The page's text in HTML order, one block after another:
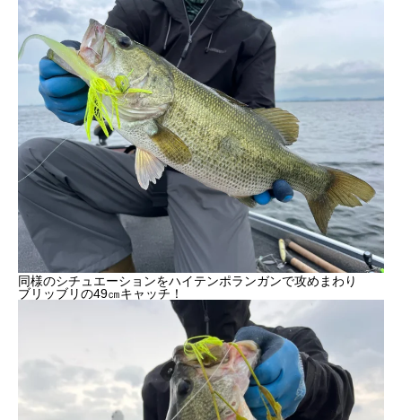
同様のシチュエーションをハイテンポランガンで攻めまわり
ブリッブリの49㎝キャッチ！